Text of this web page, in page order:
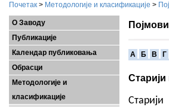
Почетак > Методологије и класификације >
О Заводу
Публикације
Календар публиковања
Обрасци
Методологије и
класификације
A Б В Г